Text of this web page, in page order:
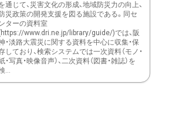
通じて、災害文化の形成、地域防災力の向上、
防災政策の開発支援を図る施設である。同セ
ターの資料室
www.dri.ne.jp/library/guide/)では、阪
・淡路大震災に関する資料を中心に収集・保
しており、検索システムでは一次資料（モノ・
・写真・映像音声）、二次資料（図書・雑誌）を
...